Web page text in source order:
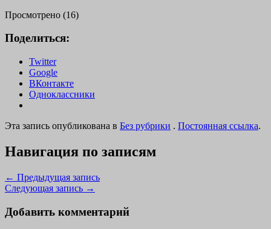
Просмотрено (16)
Поделиться:
Twitter
Google
ВКонтакте
Одноклассники
Эта запись опубликована в Без рубрики . Постоянная ссылка.
Навигация по записям
← Предыдущая запись
Следующая запись →
Добавить комментарий